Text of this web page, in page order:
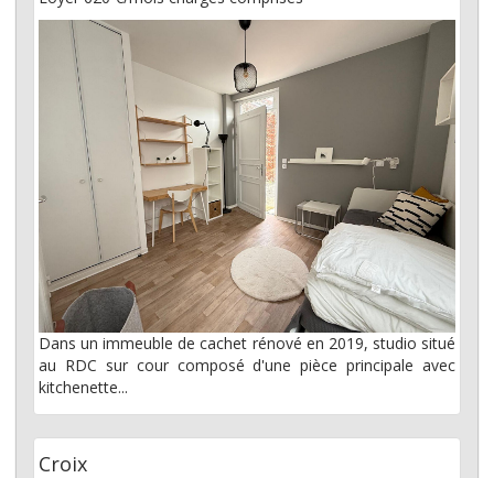
Dans un immeuble de cachet rénové en 2019, studio situé
au RDC sur cour composé d'une pièce principale avec
kitchenette...
Croix